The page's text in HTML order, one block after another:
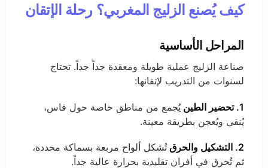
كيف يُصنع الزليج المغربي؟ رحلة الإتقان
المراحل الأساسية
صناعة الزليج عملية طويلة ومعقدة جداً جداً. تحتاج
لسنوات من التدريب لإتقانها:
1. تحضير الطين
يُجمع من مناطق خاصة حول فاس،
يُنقى ويُعجن بطريقة معينة.
2. التشكيل والحرق
تُشكل ألواح مربعة بسماكة محددة،
ثم تُحرق في أفران تقليدية بحرارة عالية جداً.